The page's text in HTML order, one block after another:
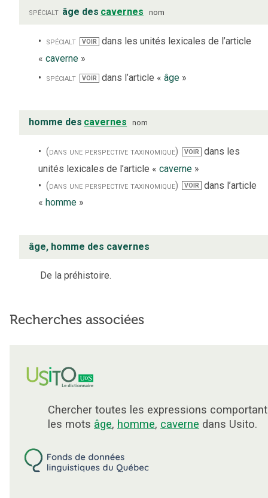
spécialt âge des cavernes nom
spécialt VOIR dans les unités lexicales de l’article
« caverne »
spécialt
VOIR dans l’article « âge»
homme des cavernes nom
(dans une perspective taxinomique) VOIR dans les
unités lexicales de l’article « caverne »
(dans une perspective taxinomique)
VOIR
dans l’article
« homme »
âge, homme des cavernes
De la préhistoire.
Recherches associées
Chercher toutes les expressions comportant
les mots âge, homme, caverne dans Usito.